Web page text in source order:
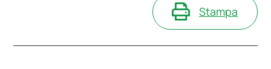
Stampa